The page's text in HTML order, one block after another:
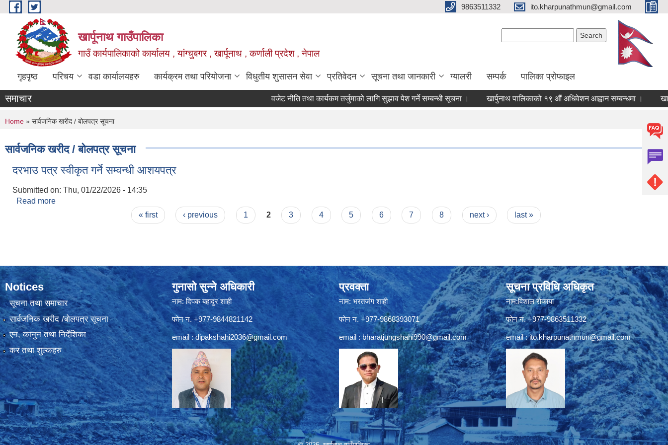
Skip to main content 9863511332 ito.kharpunathmun@gmail.com
खार्पूनाथ गाउँपालिका
गाउँ कार्यपालिकाको कार्यालय , यांग्चुबगर , खार्पूनाथ , कर्णाली प्रदेश , नेपाल
गृहपृष्ठ परिचय वडा कार्यालयहरु कार्यक्रम तथा परियोजना विधुतीय शुसासन सेवा प्रतिवेदन सूचना तथा जानकारी ग्यालरी सम्पर्क पालिका प्राेफाइल
समाचार वजेट नीति तथा कार्यकम तर्जुमाको लागि सुझाव पेश गर्ने सम्बन्धी सूचना । खार्पुनाथ पालिकाको १९ औं अधिवेशन आह्वान सम्बन्धमा ।
You are here
Home » सार्वजनिक खरीद / बोलपत्र सूचना
सार्वजनिक खरीद / बोलपत्र सूचना
दरभाउ पत्र स्वीकृत गर्ने सम्वन्धी आशयपत्र
Submitted on: Thu, 01/22/2026 - 14:35
Read more
« first ‹ previous 1 2 3 4 5 6 7 8 next › last »
Notices
सूचना तथा समाचार
सार्वजनिक खरीद /बोलपत्र सूचना
एन, कानुन तथा निर्देशिका
कर तथा शुल्कहरु
गुनासो सुन्ने अधिकारी
नाम: दिपक बहादुर शाही
फोन न. +977-9844821142
email :dipakshahi2036@gmail.com
प्रवक्ता
नाम: भरतजंग शाही
फोन न. +977-9868393071
email : bharatjungshahi990@gmail.com
सूचना प्रविधि अधिकृत
नाम:विशाल रोकाया
फोन न. +977-9863511332
email :ito.kharpunathmun@gmail.com